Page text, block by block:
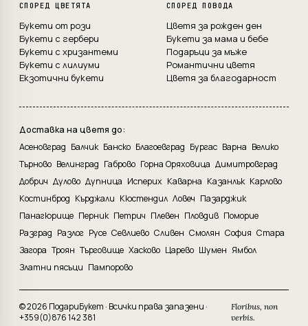
СПОРЕД ЦВЕТЯТА
Букети от рози
Букети с гербери
Букети с хризантеми
Букети с лилиуми
Екзотични букети
СПОРЕД ПОВОДА
Цветя за рожден ден
Букети за мама и бебе
Подаръци за мъже
Романтични цветя
Цветя за благодарност
Доставка на цветя до:
Асеновград Балчик Банско Благоевград Бургас Варна Велико
Търново Велинград Габрово Горна Оряховица Димитровград
Добрич Дулово Дупница Исперих Каварна Казанлък Карлово
Костинброд Кърджали Кюстендил Ловеч Пазарджик
Панагюрище Перник Петрич Плевен Пловдив Поморие
Разград Разлог Русе Севлиево Сливен Смолян София Стара
Загора Троян Търговище Хасково Царево Шумен Ямбол
Златни пясъци Пампорово
© 2026 ПодариБукет · Всички права запазени ·
+359(0)876 142 381
Floribus, non
verbis.